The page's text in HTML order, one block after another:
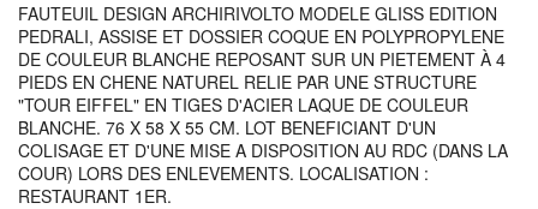
FAUTEUIL DESIGN ARCHIRIVOLTO MODELE GLISS EDITION
PEDRALI, ASSISE ET DOSSIER COQUE EN POLYPROPYLENE
DE COULEUR BLANCHE REPOSANT SUR UN PIETEMENT À 4
PIEDS EN CHENE NATUREL RELIE PAR UNE STRUCTURE
"TOUR EIFFEL" EN TIGES D'ACIER LAQUE DE COULEUR
BLANCHE. 76 X 58 X 55 CM. LOT BENEFICIANT D'UN
COLISAGE ET D'UNE MISE A DISPOSITION AU RDC (DANS LA
COUR) LORS DES ENLEVEMENTS. LOCALISATION :
RESTAURANT 1ER.